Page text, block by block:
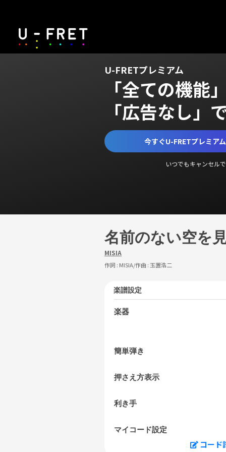
U-FRETプレミアム
「全ての機能
「広告なし」
今すぐU-FRETプレミア
いつでもキャンセル
名前のない空を
MISIA
作詞 : MISIA/作曲 : 玉置浩二
楽譜設定
楽器
簡単弾き
押さえ方表示
利き手
マイコード設定
コード